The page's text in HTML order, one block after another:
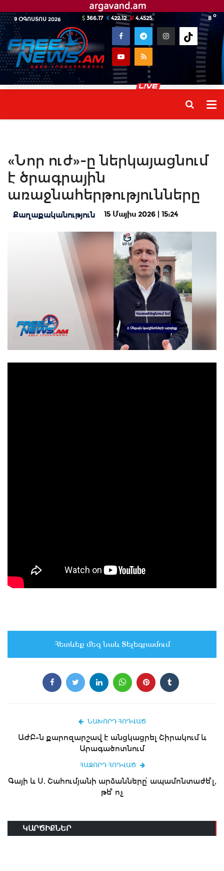
9 ՕԳՈՍՏՈՍ 2026 8 o
366.17 422.12 4.4525
«Նոր ուժ»-ը ներկայացնում
է ծրագրային
առաջնահերթությունները
Քաղաքականություն 15 Մայիս 2026 | 15:24
Հետևեք մեզ նաև Տելեգրամում
ՆԱԽՈՐԴ ՀՈԴՎԱԾ
ԱԺԲ-ն քարոզարշավ է անցկացրել Շիրակում և
Արագածոտնում
ՀԱՋՈՐԴ ՀՈԴՎԱԾ
Գայի և Ս. Շահումյանի արձանները՝ ապամոնտաժե՞լ,
թե՞ ոչ
ԿԱՐԾԻՔՆԵՐ